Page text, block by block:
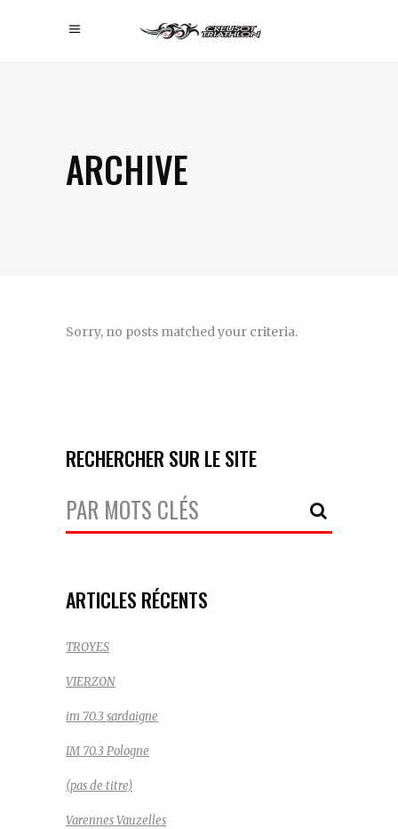
ARCHIVE
Sorry, no posts matched your criteria.
RECHERCHER SUR LE SITE
Votre
Recherche:
ARTICLES RÉCENTS
TROYES
VIERZON
im 70.3 sardaigne
IM 70.3 Pologne
(pas de titre)
Varennes Vauzelles